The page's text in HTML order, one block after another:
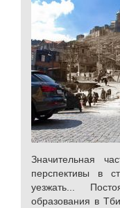
Значительная
перспективы в
уезжать...
образования в